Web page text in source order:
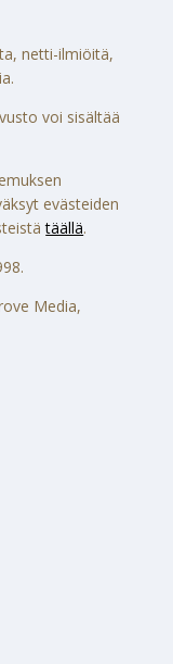
netti-ilmiöitä,
voi sisältää
evästeiden
täällä.
Media,